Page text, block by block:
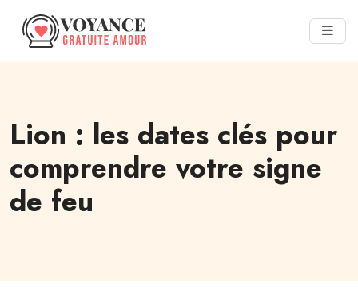
Lion : les dates clés pour
comprendre votre signe
de feu